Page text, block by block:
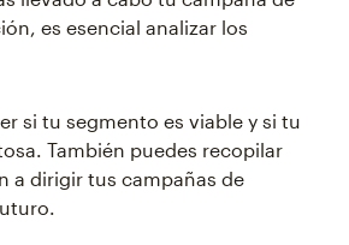
es esencial analizar los
si tu segmento es viable y si tu
También puedes recopilar
a dirigir tus campañas de